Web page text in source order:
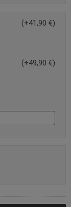
(+41,90 €)
(+49,90 €)